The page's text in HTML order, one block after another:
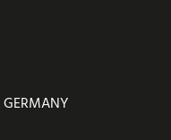
GERMANY